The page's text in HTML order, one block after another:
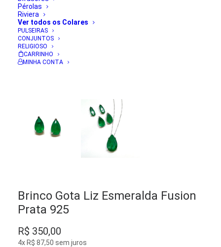
Pérolas
Riviera
Ver todos os Colares
PULSEIRAS
CONJUNTOS
RELIGIOSO
CARRINHO
MINHA CONTA
Brinco Gota Liz Esmeralda Fusion
Prata 925
R$ 350,00
4x R$ 87,50 sem juros